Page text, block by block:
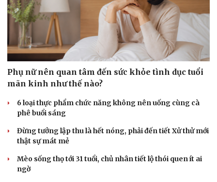
Phụ nữ nên quan tâm đến sức khỏe tình dục tuổi
mãn kinh như thế nào?
6 loại thực phẩm chức năng không nên uống cùng cà
phê buổi sáng
Đừng tưởng lập thu là hết nóng, phải đến tiết Xử thử mới
thật sự mát mẻ
Mèo sống thọ tới 31 tuổi, chủ nhân tiết lộ thói quen ít ai
ngờ